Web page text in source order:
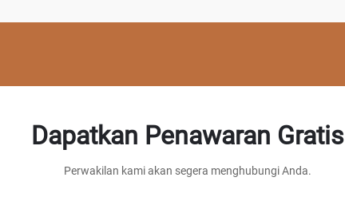
Dapatkan Penawaran Gratis
Perwakilan kami akan segera menghubungi Anda.